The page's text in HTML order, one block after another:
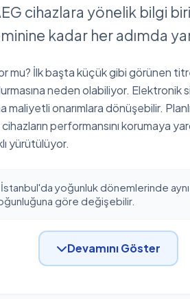
cihazlara yönelik bilgi
kadar her adımda
mu? İlk başta küçük gibi görünen
neden olabiliyor. Elektronik
onarımlara dönüşebilir. Planlı
performansını korumaya
yürütülüyor.
İstanbul'da yoğunluk dönemlerinde
göre değişebilir.
Devamını Göster